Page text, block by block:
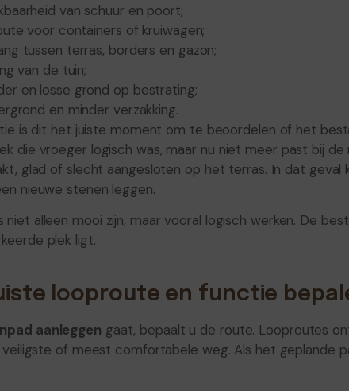
van schuur en poort;
voor containers of kruiwagen;
tussen terras, borders en gazon;
van de tuin;
en losse grond op bestrating;
en minder verzakking.
is dit het juiste moment om te beoordelen of het
die vroeger logisch was, maar nu niet meer past bij de
glad of slecht aangesloten op het terras. In dat geval
nieuwe stenen leggen.
niet alleen mooi zijn, maar vooral logisch werken. De
plek ligt.
looproute en functie
aanleggen gaat, bepaalt u de route. Looproutes
of meest comfortabele weg. Als het geplande